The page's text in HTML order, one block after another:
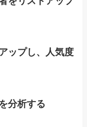
ップし、人気度
分析する